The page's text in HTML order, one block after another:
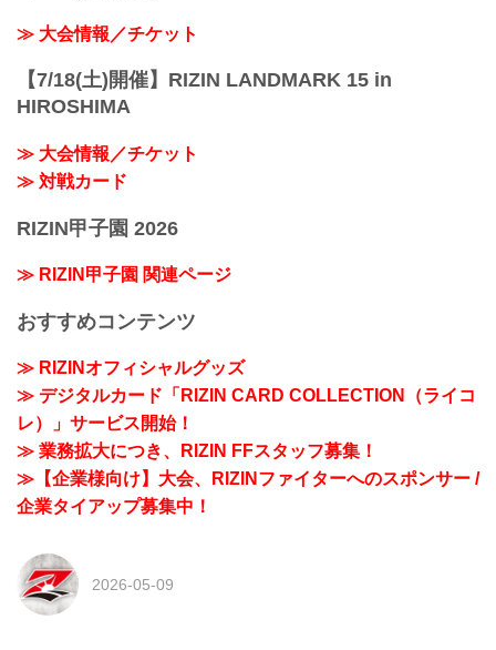
≫ 大会情報／チケット
【7/18(土)開催】RIZIN LANDMARK 15 in
HIROSHIMA
≫ 大会情報／チケット
≫ 対戦カード
RIZIN甲子園 2026
≫ RIZIN甲子園 関連ページ
おすすめコンテンツ
≫ RIZINオフィシャルグッズ
≫ デジタルカード「RIZIN CARD COLLECTION（ライコ
レ）」サービス開始！
≫ 業務拡大につき、RIZIN FFスタッフ募集！
≫【企業様向け】大会、RIZINファイターへのスポンサー /
企業タイアップ募集中！
2026-05-09